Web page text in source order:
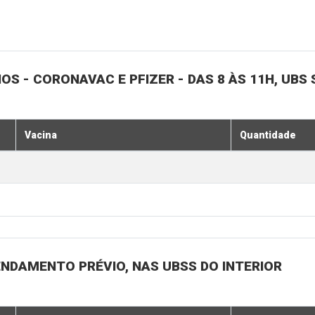
- CORONAVAC E PFIZER - DAS 8 ÀS 11H, UBS
Vacina Quantidade
PRÉVIO, NAS UBSS DO INTERIOR